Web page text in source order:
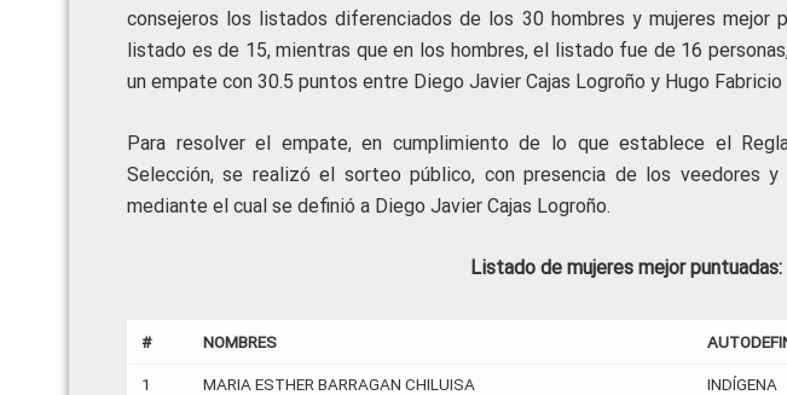
consejeros los listados diferenciados de los 30 hombres y mujeres mejor
listado es de 15, mientras que en los hombres, el listado fue de 16
un empate con 30.5 puntos entre Diego Javier Cajas Logroño y Hugo Fabricio
Para resolver el empate, en cumplimiento de lo que establece el
Selección, se realizó el sorteo público, con presencia de los veedores
mediante el cual se definió a Diego Javier Cajas Logroño.
Listado de mujeres mejor puntuadas:
# NOMBRES
1 MARIA ESTHER BARRAGAN CHILUISA INDÍGENA